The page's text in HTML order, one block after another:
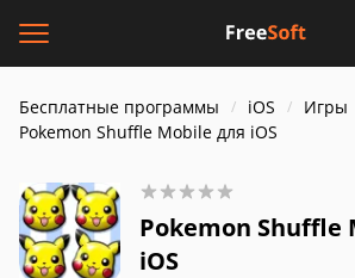
Бесплатные программы iOS Игры
Pokemon Shuffle Mobile для iOS
Pokemon Shuffle
iOS